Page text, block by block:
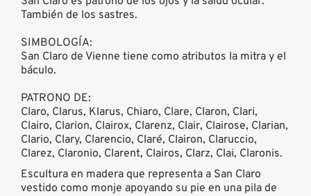
También de los sastres.
SIMBOLOGÍA:
San Claro de Vienne tiene como atributos la mitra y el
báculo.
PATRONO DE:
Claro, Clarus, Klarus, Chiaro, Clare, Claron, Clari,
Clairo, Clarion, Clairox, Clarenz, Clair, Clairose, Clarian,
Clario, Clary, Clarencio, Claré, Clairon, Claruccio,
Clarez, Claronio, Clarent, Clairos, Clarz, Clai, Claronis.
Escultura en madera que representa a San Claro
vestido como monje apoyando su pie en una pila de